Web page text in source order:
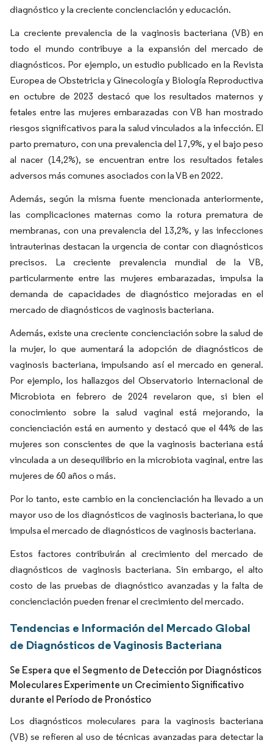
diagnóstico y la creciente concienciación y educación.
La creciente prevalencia de la vaginosis bacteriana (VB) en
todo el mundo contribuye a la expansión del mercado de
diagnósticos. Por ejemplo, un estudio publicado en la Revista
Europea de Obstetricia y Ginecología y Biología Reproductiva
en octubre de 2023 destacó que los resultados maternos y
fetales entre las mujeres embarazadas con VB han mostrado
riesgos significativos para la salud vinculados a la infección. El
parto prematuro, con una prevalencia del 17,9%, y el bajo peso
al nacer (14,2%), se encuentran entre los resultados fetales
adversos más comunes asociados con la VB en 2022.
Además, según la misma fuente mencionada anteriormente,
las complicaciones maternas como la rotura prematura de
membranas, con una prevalencia del 13,2%, y las infecciones
intrauterinas destacan la urgencia de contar con diagnósticos
precisos. La creciente prevalencia mundial de la VB,
particularmente entre las mujeres embarazadas, impulsa la
demanda de capacidades de diagnóstico mejoradas en el
mercado de diagnósticos de vaginosis bacteriana.
Además, existe una creciente concienciación sobre la salud de
la mujer, lo que aumentará la adopción de diagnósticos de
vaginosis bacteriana, impulsando así el mercado en general.
Por ejemplo, los hallazgos del Observatorio Internacional de
Microbiota en febrero de 2024 revelaron que, si bien el
conocimiento sobre la salud vaginal está mejorando, la
concienciación está en aumento y destacó que el 44% de las
mujeres son conscientes de que la vaginosis bacteriana está
vinculada a un desequilibrio en la microbiota vaginal, entre las
mujeres de 60 años o más.
Por lo tanto, este cambio en la concienciación ha llevado a un
mayor uso de los diagnósticos de vaginosis bacteriana, lo que
impulsa el mercado de diagnósticos de vaginosis bacteriana.
Estos factores contribuirán al crecimiento del mercado de
diagnósticos de vaginosis bacteriana. Sin embargo, el alto
costo de las pruebas de diagnóstico avanzadas y la falta de
concienciación pueden frenar el crecimiento del mercado.
Tendencias e Información del Mercado Global
de Diagnósticos de Vaginosis Bacteriana
Se Espera que el Segmento de Detección por Diagnósticos
Moleculares Experimente un Crecimiento Significativo
durante el Período de Pronóstico
Los diagnósticos moleculares para la vaginosis bacteriana
(VB) se refieren al uso de técnicas avanzadas para detectar la